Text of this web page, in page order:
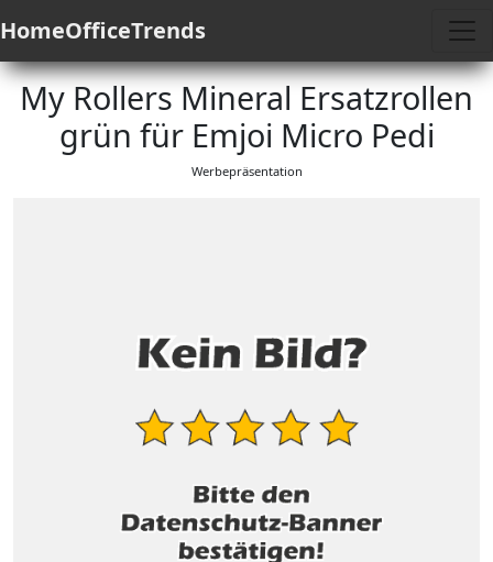
HomeOfficeTrends
My Rollers Mineral Ersatzrollen
grün für Emjoi Micro Pedi
Werbepräsentation